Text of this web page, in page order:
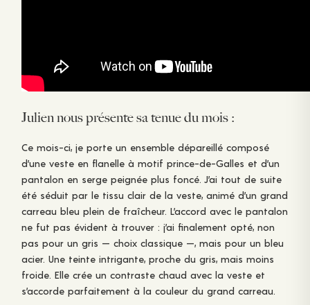
Julien nous présente sa tenue du mois :
Ce mois-ci, je porte un ensemble dépareillé composé
d’une veste en flanelle à motif prince-de-Galles et d’un
pantalon en serge peignée plus foncé. J’ai tout de suite
été séduit par le tissu clair de la veste, animé d’un grand
carreau bleu plein de fraîcheur. L’accord avec le pantalon
ne fut pas évident à trouver : j’ai finalement opté, non
pas pour un gris — choix classique —, mais pour un bleu
acier. Une teinte intrigante, proche du gris, mais moins
froide. Elle crée un contraste chaud avec la veste et
s’accorde parfaitement à la couleur du grand carreau.